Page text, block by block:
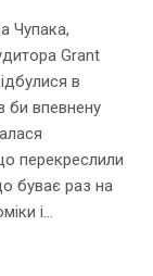
Чупака,
Grant
в
би впевнену
перекреслили
буває раз на
і...